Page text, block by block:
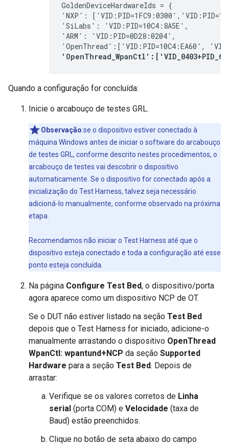
GoldenDeviceHardwareIds = {
'NXP':
'SiLabs': 'VID:PID=10C4:8A5E',
'ARM': 'VID:PID=0D28:0204',
'OpenThread':['VID:PID=10C4:EA60',
Quando a configuração for concluída:
Inicie o arcabouço de testes GRL.
Observação:se o dispositivo estiver conectado à
máquina Windows antes de iniciar o software do arcabouço
de testes GRL, conforme descrito nestes procedimentos, o
arcabouço de testes vai descobrir o dispositivo
automaticamente. Se o dispositivo for conectado após a
inicialização do Test Harness, talvez seja necessário
adicioná-lo manualmente, conforme observado na próxima
etapa.
Recomendamos não iniciar o Test Harness até que o
dispositivo esteja conectado e toda a configuração até esse
ponto esteja concluída.
Na página Configure Test Bed, o dispositivo/porta
agora aparece como um dispositivo NCP de OT.
Se o DUT não estiver listado na seção Test Bed
depois que o Test Harness for iniciado, adicione-o
manualmente arrastando o dispositivo OpenThread
WpanCtl: wpantund+NCP da seção Supported
Hardware para a seção Test Bed. Depois de
arrastar:
Verifique se os valores corretos de Linha
serial (porta COM) e Velocidade (taxa de
Baud) estão preenchidos.
Clique no botão de seta abaixo do campo